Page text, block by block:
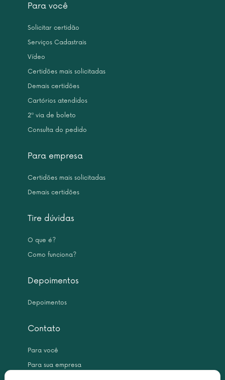
Para você
Solicitar certidão
Serviços Cadastrais
Vídeo
Certidões mais solicitadas
Demais certidões
Cartórios atendidos
2ª via de boleto
Consulta do pedido
Para empresa
Certidões mais solicitadas
Demais certidões
Tire dúvidas
O que é?
Como funciona?
Depoimentos
Depoimentos
Contato
Para você
Para sua empresa